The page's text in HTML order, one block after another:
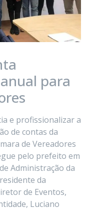
para
e profissionalizar a
de contas da
de Vereadores
pelo prefeito em
Administração da
da
de Eventos,
Luciano